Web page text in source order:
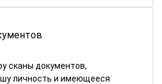
сканы документов,
личность и имеющееся